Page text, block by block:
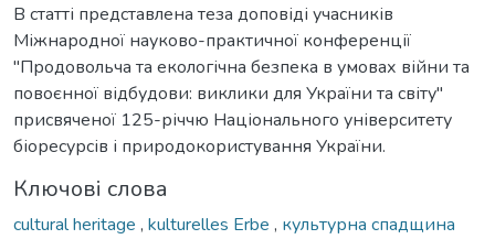
В статті представлена теза доповіді учасників
Міжнародної науково-практичної конференції
"Продовольча та екологічна безпека в умовах війни та
повоєнної відбудови: виклики для України та світу"
присвяченої 125-річчю Національного університету
біоресурсів і природокористування України.
Ключові слова
cultural heritage , kulturelles Erbe , культурна спадщина